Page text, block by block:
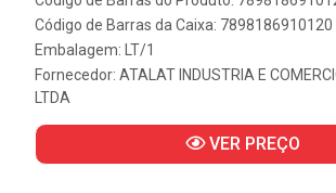
Código de Barras da Caixa: 7898186910120
Embalagem: LT/1
Fornecedor: ATALAT INDUSTRIA E
LTDA
VER PREÇO